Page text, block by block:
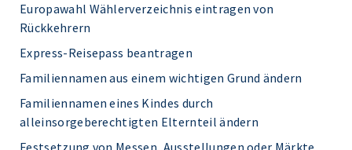
Europawahl Wählerverzeichnis eintragen von
Rückkehrern
Express-Reisepass beantragen
Familiennamen aus einem wichtigen Grund ändern
Familiennamen eines Kindes durch
alleinsorgeberechtigten Elternteil ändern
Festsetzung von Messen, Ausstellungen oder Märkte